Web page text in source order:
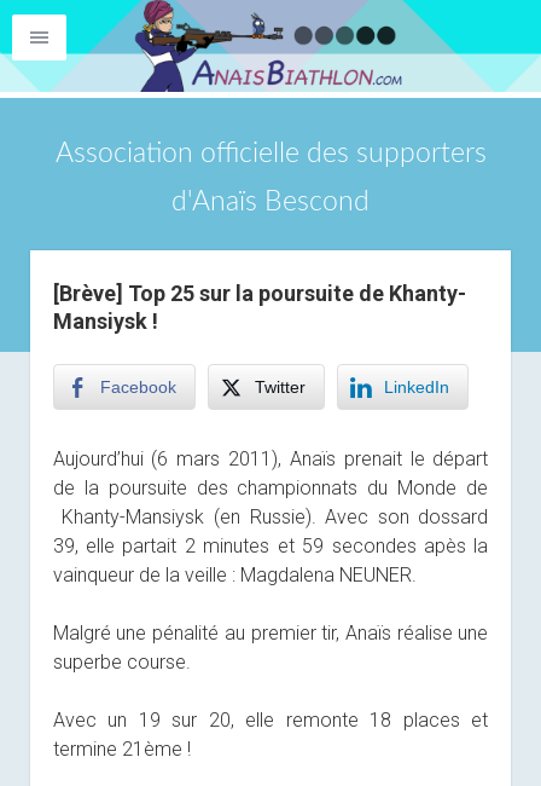
Association officielle des supporters
d'Anaïs Bescond
[Brève] Top 25 sur la poursuite de Khanty-
Mansiysk !
Facebook Twitter LinkedIn
Aujourd’hui (6 mars 2011), Anaïs prenait le départ
de la poursuite des championnats du Monde de
Khanty-Mansiysk (en Russie). Avec son dossard
39, elle partait 2 minutes et 59 secondes apès la
vainqueur de la veille : Magdalena NEUNER.
Malgré une pénalité au premier tir, Anaïs réalise une
superbe course.
Avec un 19 sur 20, elle remonte 18 places et
termine 21ème !